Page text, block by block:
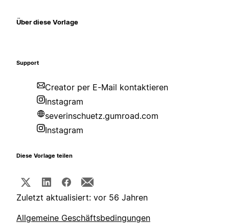
Über diese Vorlage
Support
Creator per E-Mail kontaktieren
Instagram
severinschuetz.gumroad.com
Instagram
Diese Vorlage teilen
Zuletzt aktualisiert: vor 56 Jahren
Allgemeine Geschäftsbedingungen